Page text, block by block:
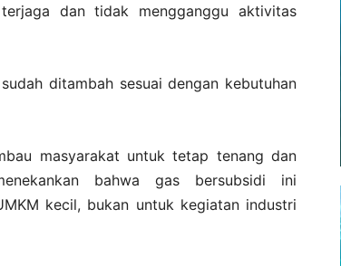
dan tidak mengganggu aktivitas
ditambah sesuai dengan kebutuhan
masyarakat untuk tetap tenang dan
bahwa gas bersubsidi ini
kecil, bukan untuk kegiatan industri